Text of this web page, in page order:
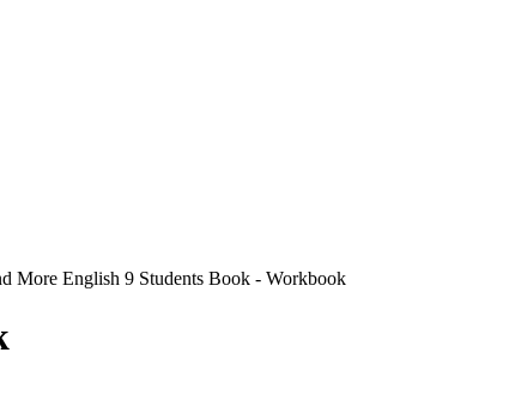
More English 9 Students Book - Workbook